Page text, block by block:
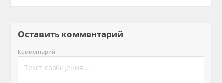
Оставить комментарий
Комментарий